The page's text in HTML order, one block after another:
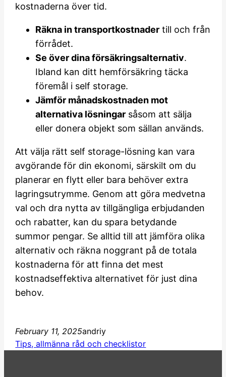
kostnaderna över tid.
Räkna in transportkostnader till och från
förrådet.
Se över dina försäkringsalternativ.
Ibland kan ditt hemförsäkring täcka
föremål i self storage.
Jämför månadskostnaden mot
alternativa lösningar såsom att sälja
eller donera objekt som sällan används.
Att välja rätt self storage-lösning kan vara
avgörande för din ekonomi, särskilt om du
planerar en flytt eller bara behöver extra
lagringsutrymme. Genom att göra medvetna
val och dra nytta av tillgängliga erbjudanden
och rabatter, kan du spara betydande
summor pengar. Se alltid till att jämföra olika
alternativ och räkna noggrant på de totala
kostnaderna för att finna det mest
kostnadseffektiva alternativet för just dina
behov.
February 11, 2025andriy
Tips, allmänna råd och checklistor